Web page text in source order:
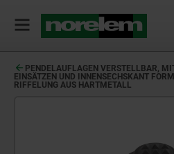
PENDELAUFLAGEN VERSTELLBAR,
EINSÄTZEN UND INNENSECHSKANT
RIFFELUNG AUS HARTMETALL